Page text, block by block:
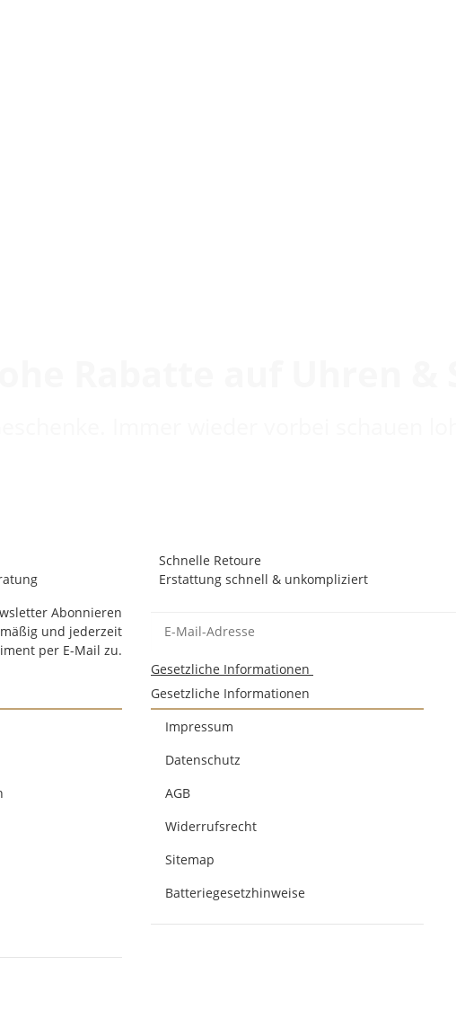
Schnelle Retoure
Erstattung schnell & unkompliziert
Abonnieren
und jederzeit
per E-Mail zu.
Gesetzliche Informationen
Gesetzliche Informationen
Impressum
Datenschutz
AGB
Widerrufsrecht
Sitemap
Batteriegesetzhinweise